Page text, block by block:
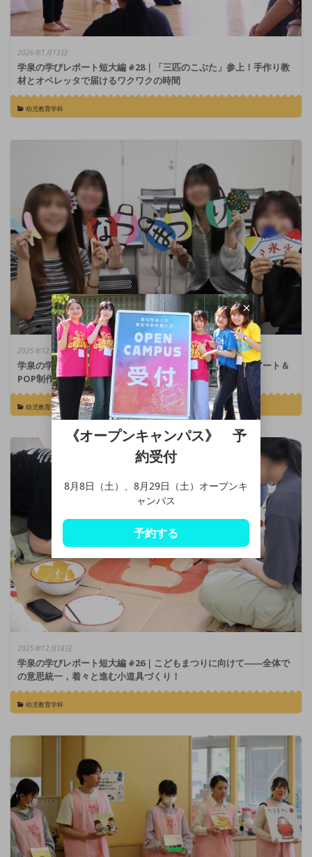
2026年1月13日
学泉の学びレポート短大編 #28｜「三匹のこぶた」参上！手作り教
材とオペレッタで届けるワクワクの時間
幼児教育学科
2025年12月23日
学泉の学びレポート短大編 #27｜机の上はカラフル！壁面アート＆
POP制作で磨く「創造力」
幼児教育学科
2025年12月18日
学泉の学びレポート短大編 #26｜こどもまつりに向けて――全体で
の意思統一，着々と進む小道具づくり！
幼児教育学科
《オープンキャンパス》 予
約受付
8月8日（土）、8月29日（土）オープンキ
ャンパス
予約する